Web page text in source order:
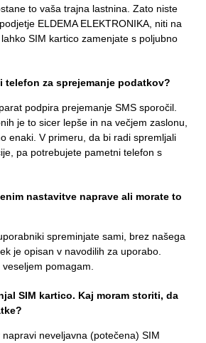
to vaša trajna lastnina. Zato niste
ELDEMA ELEKTRONIKA, niti na
SIM kartico zamenjate s poljubno
telefon za sprejemanje podatkov?
podpira prejemanje SMS sporočil.
je to sicer lepše in na večjem zaslonu,
enaki. V primeru, da bi radi spremljali
pa potrebujete pametni telefon s
nastavitve naprave ali morate to
spreminjate sami, brez našega
je opisan v navodilih za uporabo.
pomagam.
SIM kartico. Kaj moram storiti, da
neveljavna (potečena) SIM